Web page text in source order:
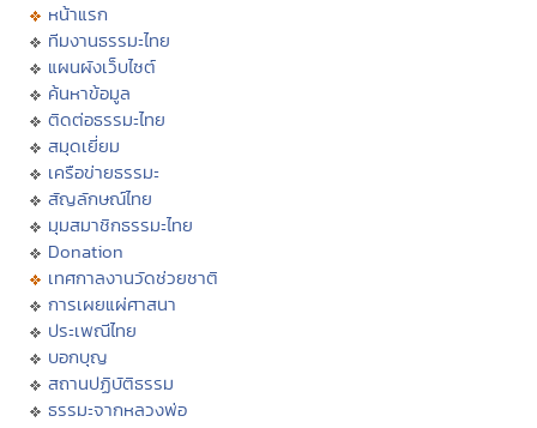
หน้าแรก
ทีมงานธรรมะไทย
แผนผังเว็บไซต์
ค้นหาข้อมูล
ติดต่อธรรมะไทย
สมุดเยี่ยม
เครือข่ายธรรมะ
สัญลักษณ์ไทย
มุมสมาชิกธรรมะไทย
Donation
เทศกาลงานวัดช่วยชาติ
การเผยแผ่ศาสนา
ประเพณีไทย
บอกบุญ
สถานปฏิบัติธรรม
ธรรมะจากหลวงพ่อ